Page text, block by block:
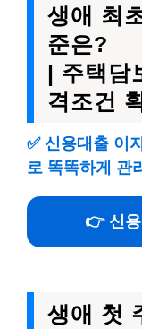
생애 최
준은?
| 주택담
격조건
✅ 신용대출 이
로 똑똑하게 관
👉 신용
생애 첫